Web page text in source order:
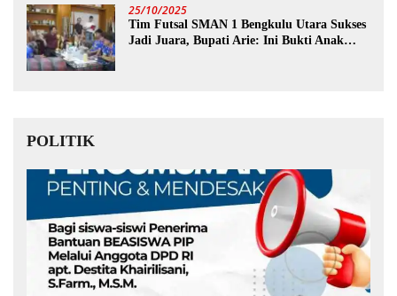
25/10/2025
Tim Futsal SMAN 1 Bengkulu Utara Sukses
Jadi Juara, Bupati Arie: Ini Bukti Anak
POLITIK